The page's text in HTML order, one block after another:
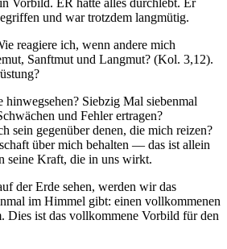
und war trotzdem langmütig.
reagiere ich, wenn andere mich
Sanftmut und Langmut? (Kol. 3,12).
Siebzig Mal siebenmal
und Fehler ertragen?
sein gegenüber denen, die mich reizen?
über mich behalten — das ist allein
seine Kraft, die in uns wirkt.
der Erde sehen, werden wir das
im Himmel gibt: einen vollkommenen
Dies ist das vollkommene Vorbild für den